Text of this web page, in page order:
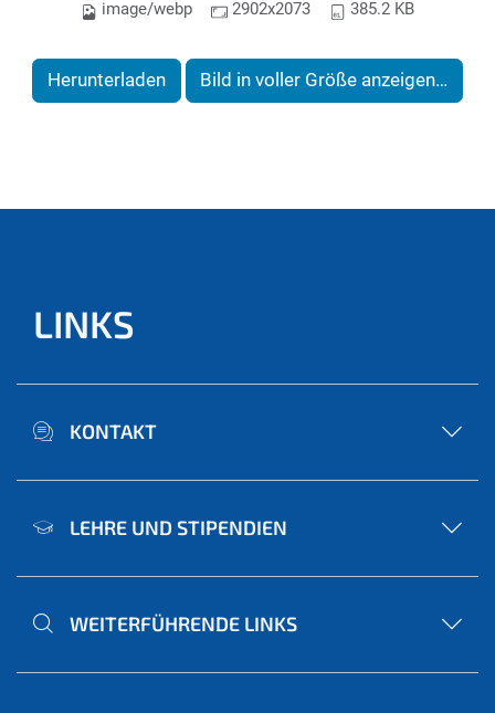
image/webp 2902x2073 385.2 KB
Herunterladen Bild in voller Größe anzeigen…
LINKS
KONTAKT
LEHRE UND STIPENDIEN
WEITERFÜHRENDE LINKS